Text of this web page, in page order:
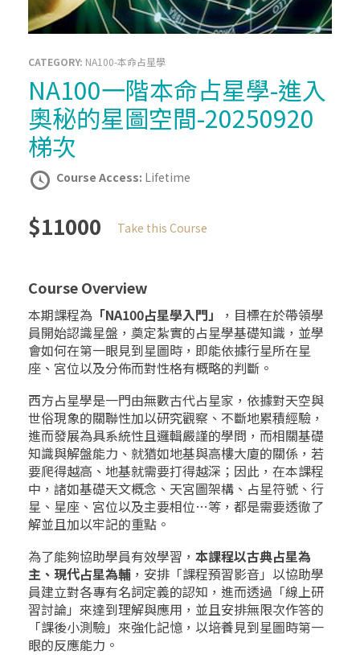
CATEGORY: NA100-本命占星學
NA100一階本命占星學-進入
奧秘的星圖空間-20250920
梯次
Course Access: Lifetime
$11000 Take this Course
Course Overview
本期課程為 「NA100占星學入門」
，目標在於帶領學
員開始認識星盤，奠定紮實的占星學基礎知識，並學
會如何在第一眼見到星圖時，即能依據行星所在星
座、宮位以及分佈而對性格有概略的判斷。
西方占星學是一門由無數古代占星家，依據對天空與
世俗現象的關聯性加以研究觀察、不斷地累積經驗，
進而發展為具系統性且邏輯嚴謹的學問，而相關基礎
知識與解盤能力、就猶如地基與高樓大廈的關係，若
要爬得越高、地基就需要打得越深；因此，在本課程
中，諸如基礎天文概念、天宮圖架構、占星符號、行
星、星座、宮位以及主要相位…等，都是需要透徹了
解並且加以牢記的重點。
為了能夠協助學員有效學習， 本課程以古典占星為
主、現代占星為輔 ，安排「課程預習影音」以協助學
員建立對各專有名詞定義的認知，進而透過「線上研
習討論」來達到理解與應用，並且安排無限次作答的
「課後小測驗」來強化記憶，以培養見到星圖時第一
眼的反應能力。